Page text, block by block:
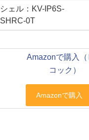
シェル：KV-IP6S-
SHRC-0T
Amazonで購入（
コック）